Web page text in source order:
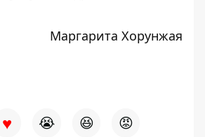
Маргарита Хорунжая
♥ 😭 😆 😡